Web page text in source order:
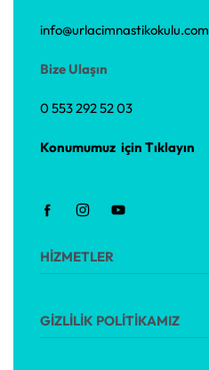
info@urlacimnastikokulu.com
Bize Ulaşın
0 553 292 52 03
Konumumuz için Tıklayın
HİZMETLER
Özel Cimnastik Dersleri
GİZLİLİK POLİTİKAMIZ